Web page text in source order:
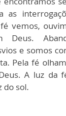
as
vemos,
Deus.
e somos
Pela fé
A luz da
do sol.